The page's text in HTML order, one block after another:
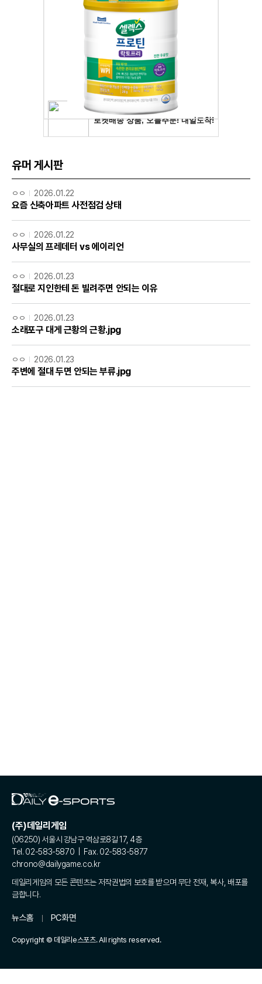
유머 게시판
ㅇㅇ 2026.01.22
요즘 신축아파트 사전점검 상태
ㅇㅇ 2026.01.22
사무실의 프레데터 vs 에이리언
ㅇㅇ 2026.01.23
절대로 지인한테 돈 빌려주면 안되는 이유
ㅇㅇ 2026.01.23
소래포구 대게 근황의 근황.jpg
ㅇㅇ 2026.01.23
주변에 절대 두면 안되는 부류.jpg
(주)데일리게임
(06250) 서울시 강남구 역삼로8길 17, 4층
Tel. 02-583-5870 | Fax. 02-583-5877
chrono@dailygame.co.kr
데일리게임의 모든 콘텐츠는 저작권법의 보호를 받으며 무단 전재, 복사, 배포를
금합니다.
뉴스홈 PC화면
Copyright © 데일리e스포츠. All rights reserved.